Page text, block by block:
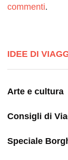
commenti.
IDEE DI
Arte e cultura
Consigli di
Speciale